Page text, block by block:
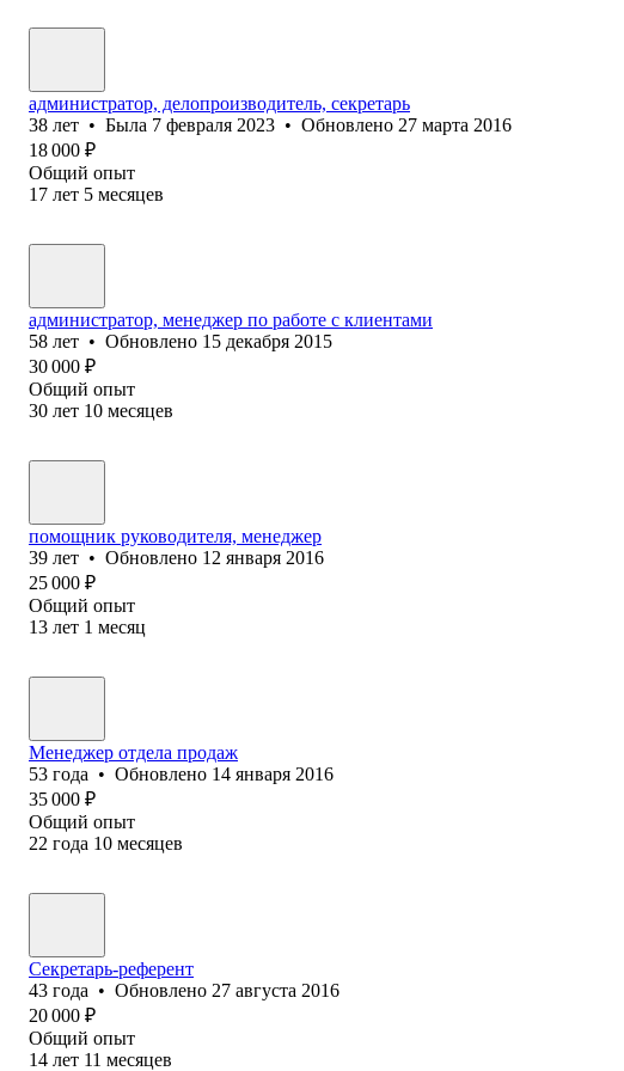
администратор, делопроизводитель, секретарь
38 лет • Была 7 февраля 2023 • Обновлено 27 марта 2016
18 000 ₽
Общий опыт
17 лет 5 месяцев
администратор, менеджер по работе с клиентами
58 лет • Обновлено 15 декабря 2015
30 000 ₽
Общий опыт
30 лет 10 месяцев
помощник руководителя, менеджер
39 лет • Обновлено 12 января 2016
25 000 ₽
Общий опыт
13 лет 1 месяц
Менеджер отдела продаж
53 года • Обновлено 14 января 2016
35 000 ₽
Общий опыт
22 года 10 месяцев
Секретарь-референт
43 года • Обновлено 27 августа 2016
20 000 ₽
Общий опыт
14 лет 11 месяцев